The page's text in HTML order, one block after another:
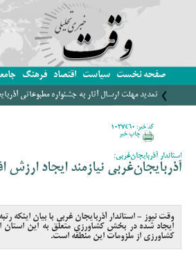
صفحه نخست سیاست اقتصاد فرهنگ
تمدید مهلت ارسال آثار به جشنواره مطبوعاتی
کد خبر: 1037460
چاپ خبر
استاندار آذربایجان‌غربی:
آذربایجان‌غربی نیازمند ایجاد
ایجاد شده در بخش کشاورزی متعلق به این
کشاورزی از ملزومات این منطقه است.